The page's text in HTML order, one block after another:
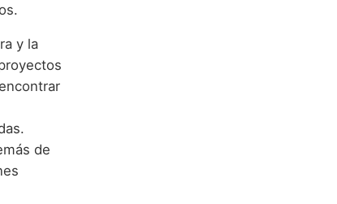
y la
de